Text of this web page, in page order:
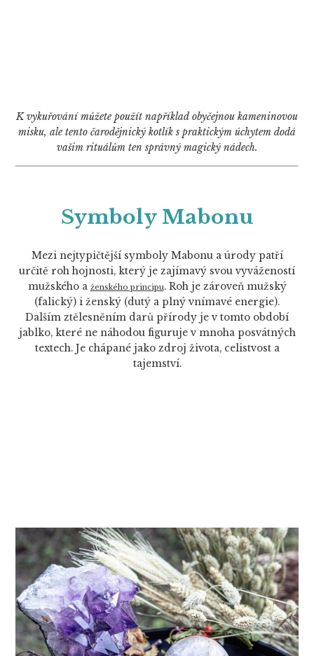
K vykuřování můžete použít například obyčejnou kameninovou
misku, ale tento čarodějnický kotlík s praktickým úchytem dodá
vašim rituálům ten správný magický nádech.
Symboly Mabonu
Mezi nejtypičtější symboly Mabonu a úrody patří
určitě roh hojnosti, který je zajímavý svou vyvážeností
mužského a ženského principu. Roh je zároveň mužský
(falický) i ženský (dutý a plný vnímavé energie).
Dalším ztělesněním darů přírody je v tomto období
jablko, které ne náhodou figuruje v mnoha posvátných
textech. Je chápané jako zdroj života, celistvost a
tajemství.